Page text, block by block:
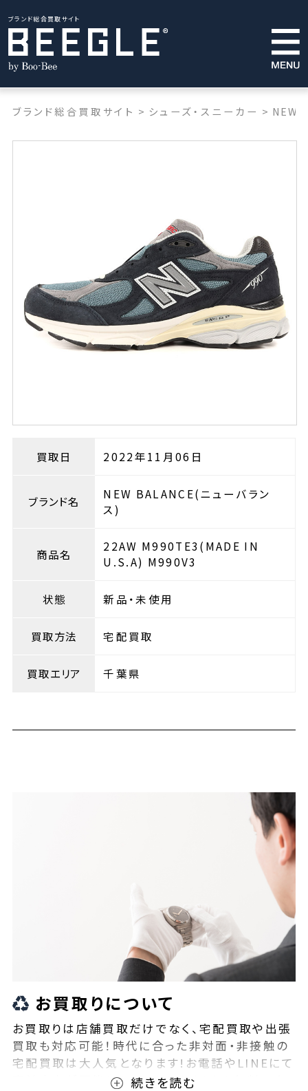
ブランド総合買取サイト
ブランド総合買取サイト > シューズ・スニーカー > NEW
買取日 2022年11月06日
ブランド名
NEW BALANCE(ニューバラン
ス)
商品名
22AW M990TE3(MADE IN
U.S.A) M990V3
状態 新品・未使用
買取方法 宅配買取
買取エリア 千葉県
お買取りについて
お買取りは店舗買取だけでなく、宅配買取や出張
買取も対応可能！時代に合った非対面・非接触の
宅配買取は大人気となります!お電話やLINEにて
事前査定が可能となっております！また無料の宅